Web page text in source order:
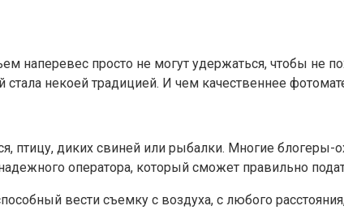
наперевес просто не могут удержаться, чтобы
некоей традицией. И чем качественнее
птицу, диких свиней или рыбалки. Многие
оператора, который сможет правильно
вести съемку с воздуха, с любого